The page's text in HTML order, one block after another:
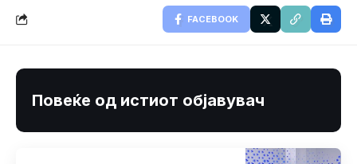
FACEBOOK
Повеќе од истиот објавувач